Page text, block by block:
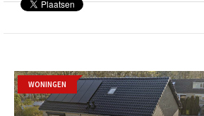
WONINGEN